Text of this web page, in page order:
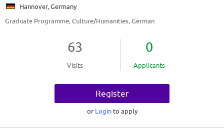
Hannover, Germany
Graduate Programme, Culture/Humanities, German
63
Visits
0
Applicants
Register
or Login to apply